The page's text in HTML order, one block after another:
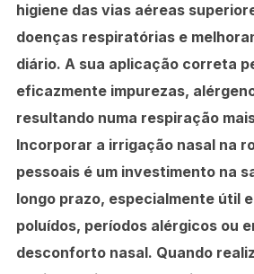
higiene das vias aéreas
doenças respiratórias e
diário. A sua aplicação correta
eficazmente impurezas,
resultando numa respiração
Incorporar a irrigação nasal na
pessoais é um investimento na
longo prazo, especialmente útil
poluídos, períodos alérgicos ou
desconforto nasal. Quando